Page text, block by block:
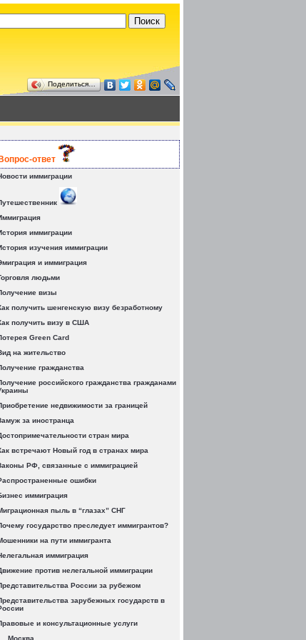
Поделиться…
Вопрос-ответ
иммиграции
иммиграции
изучения иммиграции
и иммиграция
людьми
визы
получить шенгенскую визу безработному
получить визу в США
Green Card
на жительство
гражданства
российского гражданства гражданами
недвижимости за границей
за иностранца
стран мира
встречают Новый год в странах мира
РФ, связанные с иммиграцией
ошибки
иммиграция
пыль в “глазах” СНГ
государство преследует иммигрантов?
на пути иммигранта
иммиграция
против нелегальной иммиграции
России за рубежом
зарубежных государств в
и консультационные услуги
Москва